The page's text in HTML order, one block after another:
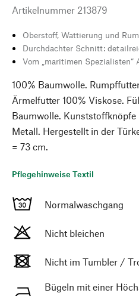
Artikelnummer 213879
Oberstoff, Wattierung und
Durchdachter Schnitt:
Vom „maritimen Spezialisten“
100% Baumwolle.
Ärmelfutter 100% Viskose.
Baumwolle.
Metall. Hergestellt in der
= 73 cm.
Pflegehinweise Textil
Normalwaschgang
Nicht bleichen
Nicht im Tumbler /
Bügeln mit einer